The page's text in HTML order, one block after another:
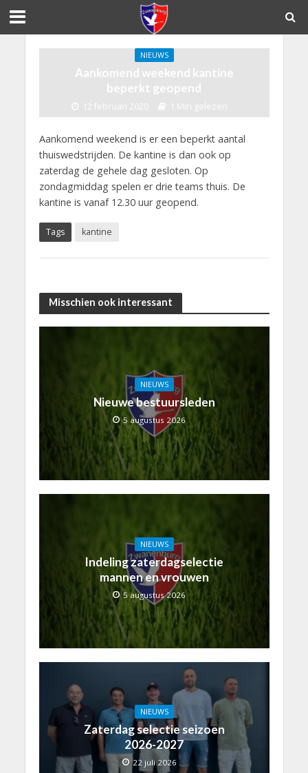
NIEUWS
Aankomend weekend kantine
beperkt geopend
12 februari 2020 1 Min gelezen
Aankomend weekend is er een beperkt aantal
thuiswedstrijden. De kantine is dan ook op
zaterdag de gehele dag gesloten. Op
zondagmiddag spelen er drie teams thuis. De
kantine is vanaf 12.30 uur geopend.
Tags kantine
Misschien ook interessant
NIEUWS
Nieuwe bestuursleden
5 augustus 2026
NIEUWS
Indeling zaterdagselectie
mannen en vrouwen
5 augustus 2026
NIEUWS
Zaterdag selectie seizoen
2026-2027
22 juli 2026